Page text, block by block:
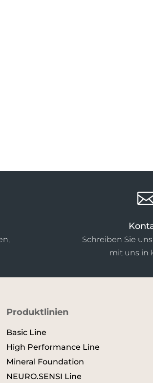
Schreiben Sie
mit uns in
Produktlinien
Basic Line
High Performance Line
Mineral Foundation
NEURO.SENSI Line